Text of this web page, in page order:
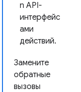
n API-
интерфейс
ами
действий.
Замените
обратные
вызовы